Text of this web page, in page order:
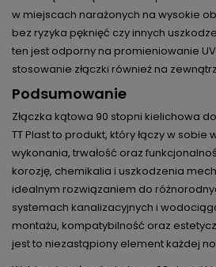
w miejscach narażonych na wysokie
bez ryzyka pęknięć czy innych
ten jest odporny na promieniowanie
stosowanie złączki również na
Podsumowanie
Złączka kątowa 90 stopni kielichowa
TT Plast to produkt, który łączy w sobie
wykonania, trwałość oraz
korozję, chemikalia i uszkodzenia
idealnym rozwiązaniem do
systemach kanalizacyjnych i
montażu, kompatybilność oraz
jest to niezastąpiony element każdej